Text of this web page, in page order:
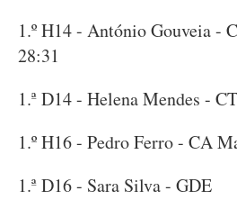
1.º H14 - António Gouveia -
28:31
1.ª D14 - Helena Mendes -
1.º H16 - Pedro Ferro - CA
1.ª D16 - Sara Silva -